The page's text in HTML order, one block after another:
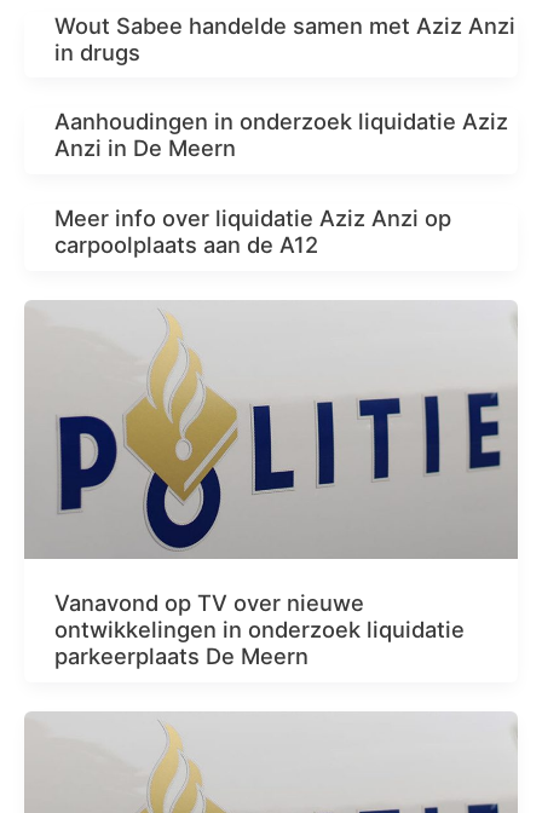
Wout Sabee handelde samen met Aziz Anzi
in drugs
Aanhoudingen in onderzoek liquidatie Aziz
Anzi in De Meern
Meer info over liquidatie Aziz Anzi op
carpoolplaats aan de A12
Vanavond op TV over nieuwe
ontwikkelingen in onderzoek liquidatie
parkeerplaats De Meern